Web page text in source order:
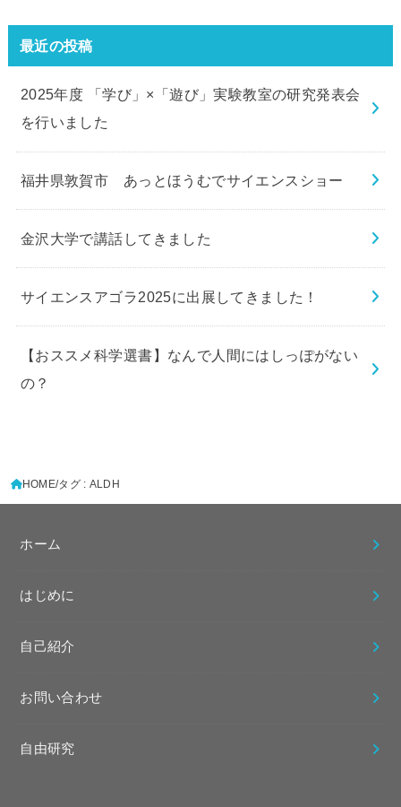
最近の投稿
2025年度 「学び」×「遊び」実験教室の研究発表会
を行いました
福井県敦賀市 あっとほうむでサイエンスショー
金沢大学で講話してきました
サイエンスアゴラ2025に出展してきました！
【おススメ科学選書】なんで人間にはしっぽがない
の？
HOME タグ : ALDH
ホーム
はじめに
自己紹介
お問い合わせ
自由研究